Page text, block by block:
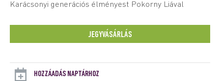
Karácsonyi generációs élményest Pokorny Liával
JEGYVÁSÁRLÁS
HOZZÁADÁS NAPTÁRHOZ